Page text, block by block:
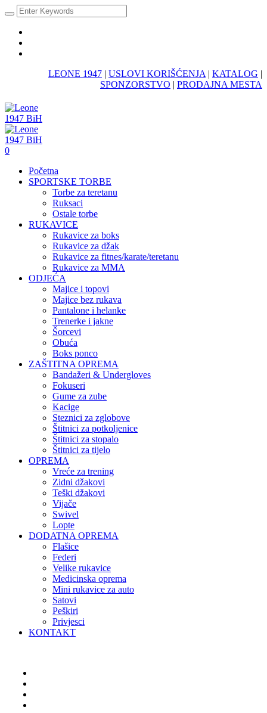
LEONE 1947 | USLOVI KORIŠĆENJA | KATALOG |
SPONZORSTVO | PRODAJNA MESTA
0
Početna
SPORTSKE TORBE
Torbe za teretanu
Ruksaci
Ostale torbe
RUKAVICE
Rukavice za boks
Rukavice za džak
Rukavice za fitnes/karate/teretanu
Rukavice za MMA
ODJEĆA
Majice i topovi
Majice bez rukava
Pantalone i helanke
Trenerke i jakne
Šorcevi
Obuća
Boks ponco
ZAŠTITNA OPREMA
Bandažeri & Undergloves
Fokuseri
Gume za zube
Kacige
Steznici za zglobove
Štitnici za potkoljenice
Štitnici za stopalo
Štitnici za tijelo
OPREMA
Vreće za trening
Zidni džakovi
Teški džakovi
Vijače
Swivel
Lopte
DODATNA OPREMA
Flašice
Federi
Velike rukavice
Medicinska oprema
Mini rukavice za auto
Satovi
Peškiri
Privjesci
KONTAKT